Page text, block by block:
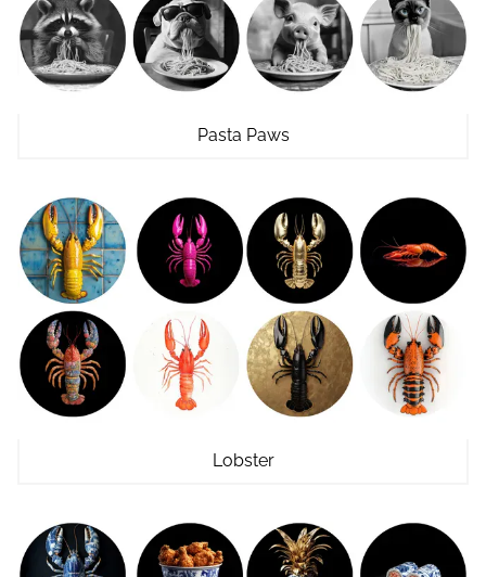
Pasta Paws
Lobster